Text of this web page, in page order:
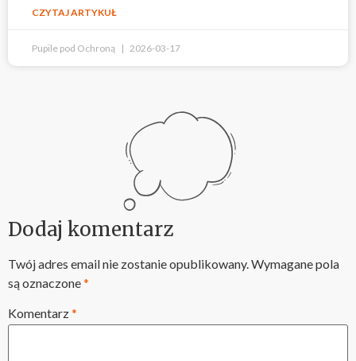
CZYTAJ ARTYKUŁ
Pupile pod Ochroną 2026-03-17
Dodaj komentarz
Twój adres email nie zostanie opublikowany.Wymagane pola
są oznaczone*
Komentarz*